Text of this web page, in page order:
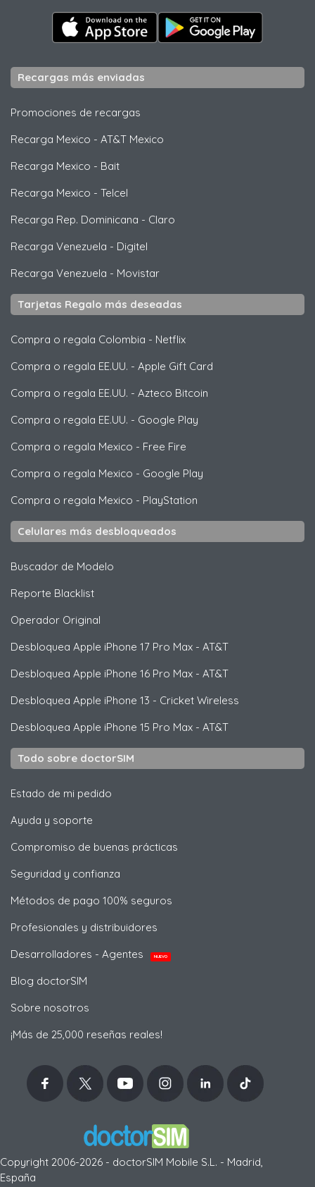
Recargas más enviadas
Promociones de recargas
Recarga Mexico - AT&T Mexico
Recarga Mexico - Bait
Recarga Mexico - Telcel
Recarga Rep. Dominicana - Claro
Recarga Venezuela - Digitel
Recarga Venezuela - Movistar
Tarjetas Regalo más deseadas
Compra o regala Colombia - Netflix
Compra o regala EE.UU. - Apple Gift Card
Compra o regala EE.UU. - Azteco Bitcoin
Compra o regala EE.UU. - Google Play
Compra o regala Mexico - Free Fire
Compra o regala Mexico - Google Play
Compra o regala Mexico - PlayStation
Celulares más desbloqueados
Buscador de Modelo
Reporte Blacklist
Operador Original
Desbloquea Apple iPhone 17 Pro Max - AT&T
Desbloquea Apple iPhone 16 Pro Max - AT&T
Desbloquea Apple iPhone 13 - Cricket Wireless
Desbloquea Apple iPhone 15 Pro Max - AT&T
Todo sobre doctorSIM
Estado de mi pedido
Ayuda y soporte
Compromiso de buenas prácticas
Seguridad y confianza
Métodos de pago 100% seguros
Profesionales y distribuidores
Desarrolladores - Agentes
NUEVO
Blog doctorSIM
Sobre nosotros
¡Más de 25,000 reseñas reales!
Copyright 2006-2026 - doctorSIM Mobile S.L. - Madrid,
España